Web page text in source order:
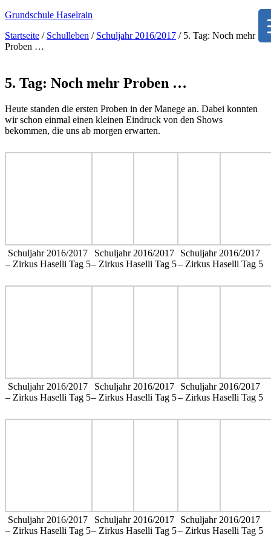
Grundschule Haselrain
Startseite / Schulleben / Schuljahr 2016/2017 / 5. Tag: Noch mehr
Proben …
5. Tag: Noch mehr Proben …
Heute standen die ersten Proben in der Manege an. Dabei konnten
wir schon einmal einen kleinen Eindruck von den Shows
bekommen, die uns ab morgen erwarten.
Schuljahr 2016/2017
– Zirkus Haselli Tag 5
Schuljahr 2016/2017
– Zirkus Haselli Tag 5
Schuljahr 2016/2017
– Zirkus Haselli Tag 5
Schuljahr 2016/2017
– Zirkus Haselli Tag 5
Schuljahr 2016/2017
– Zirkus Haselli Tag 5
Schuljahr 2016/2017
– Zirkus Haselli Tag 5
Schuljahr 2016/2017
– Zirkus Haselli Tag 5
Schuljahr 2016/2017
– Zirkus Haselli Tag 5
Schuljahr 2016/2017
– Zirkus Haselli Tag 5